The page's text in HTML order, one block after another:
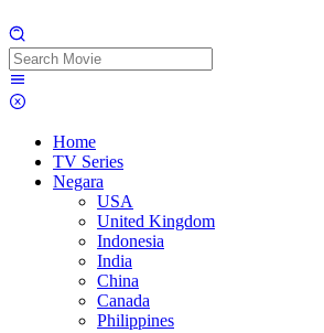
Home
TV Series
Negara
USA
United Kingdom
Indonesia
India
China
Canada
Philippines